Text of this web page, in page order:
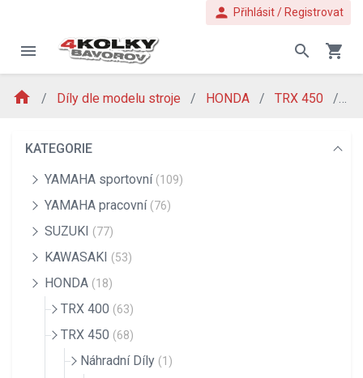
person Přihlásit / Registrovat
menu search shopping_cart
home Díly dle modelu stroje HONDA TRX 450
KATEGORIE
YAMAHA sportovní (109)
YAMAHA pracovní (76)
SUZUKI (77)
KAWASAKI (53)
HONDA (18)
TRX 400 (63)
TRX 450 (68)
Náhradní Díly (1)